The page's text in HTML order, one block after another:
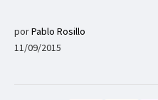
porPablo Rosillo
11/09/2015